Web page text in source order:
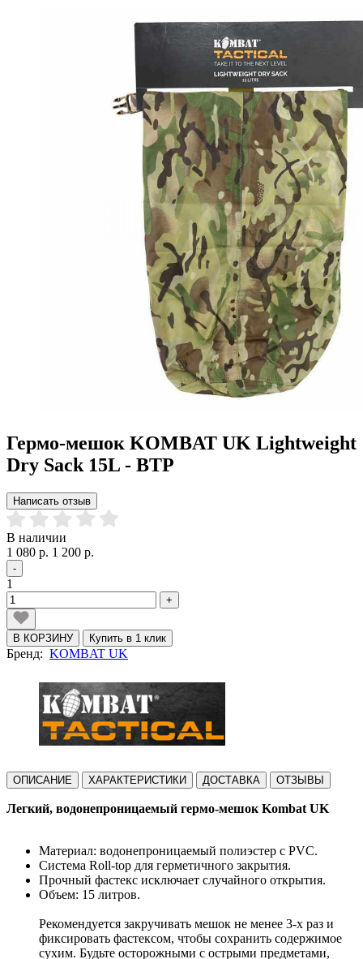
Гермо-мешок KOMBAT UK Lightweight
Dry Sack 15L - BTP
Написать отзыв
В наличии
1 080 р. 1 200 р.
-
1
+
В КОРЗИНУ Купить в 1 клик
Бренд: KOMBAT UK
ОПИСАНИЕ ХАРАКТЕРИСТИКИ ДОСТАВКА ОТЗЫВЫ
Легкий, водонепроницаемый гермо-мешок Kombat UK
Материал: водонепроницаемый полиэстер с PVC.
Система Roll-top для герметичного закрытия.
Прочный фастекс исключает случайного открытия.
Объем: 15 литров.
Рекомендуется закручивать мешок не менее 3-х раз и
фиксировать фастексом, чтобы сохранить содержимое
сухим. Будьте осторожными с острыми предметами,